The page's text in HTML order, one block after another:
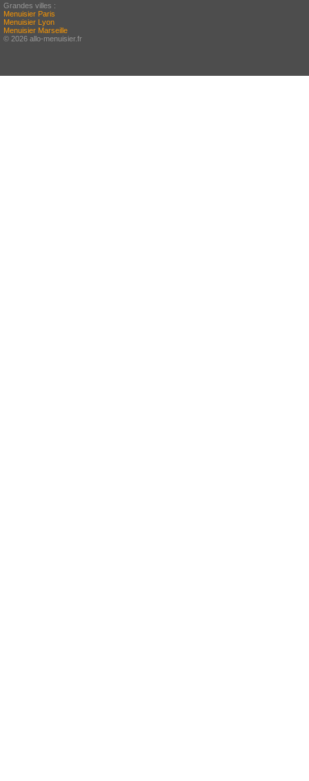
Grandes villes :
Menuisier Paris
Menuisier Lyon
Menuisier Marseille
© 2026 allo-menuisier.fr